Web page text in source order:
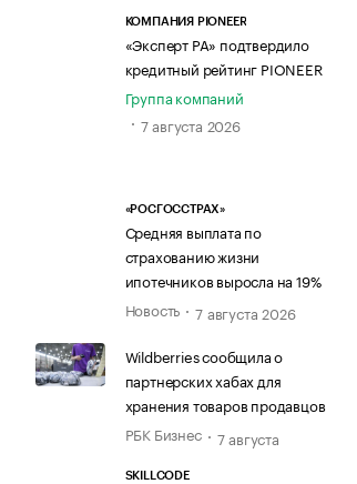
КОМПАНИЯ PIONEER
«Эксперт РА» подтвердило
кредитный рейтинг PIONEER
Группа компаний
7 августа 2026
«РОСГОССТРАХ»
Средняя выплата по
страхованию жизни
ипотечников выросла на 19%
Новость
7 августа 2026
Wildberries сообщила о
партнерских хабах для
хранения товаров продавцов
РБК Бизнес
7 августа
SKILLCODE